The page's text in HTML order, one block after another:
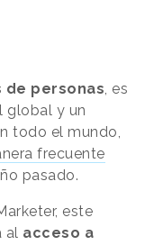
de personas, es
global y un
todo el mundo,
frecuente
pasado.
este
al acceso a